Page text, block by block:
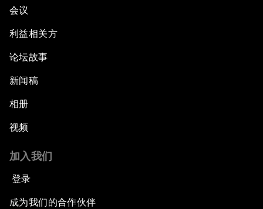
会议
利益相关方
论坛故事
新闻稿
相册
视频
加入我们
登录
成为我们的合作伙伴